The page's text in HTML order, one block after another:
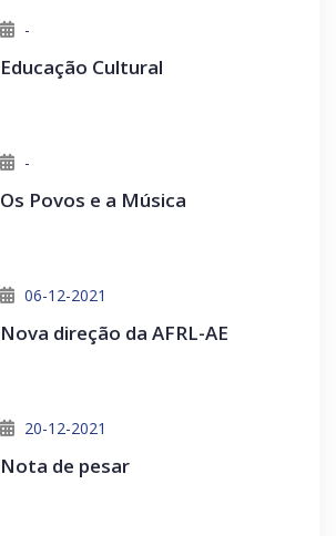
-
Educação Cultural
-
Os Povos e a Música
06-12-2021
Nova direção da AFRL-AE
20-12-2021
Nota de pesar